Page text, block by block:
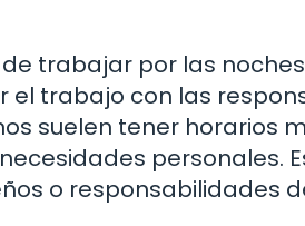
trabajar por las
el trabajo con las
suelen tener horarios
personales.
o responsabilidades